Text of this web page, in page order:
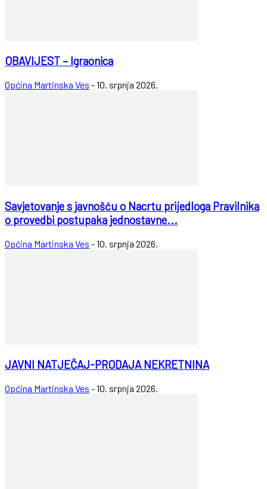
OBAVIJEST – Igraonica
Općina Martinska Ves -10. srpnja 2026.
Savjetovanje s javnošću o Nacrtu prijedloga Pravilnika
o provedbi postupaka jednostavne...
Općina Martinska Ves -10. srpnja 2026.
JAVNI NATJEČAJ-PRODAJA NEKRETNINA
Općina Martinska Ves -10. srpnja 2026.